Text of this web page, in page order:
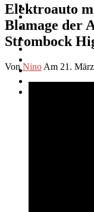
Elektroauto
Blamage der
Strombock
Von Nino Am 21.